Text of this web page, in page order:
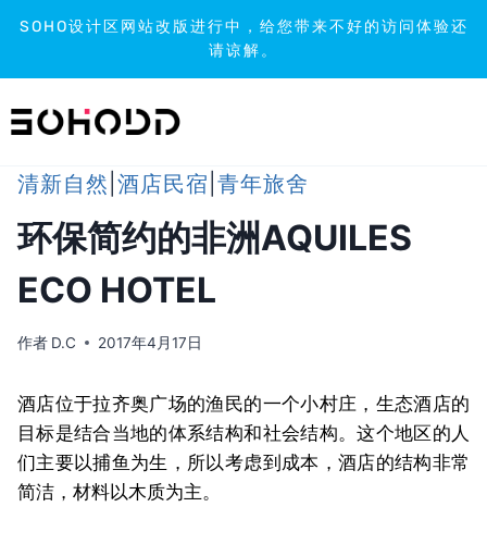
SOHO设计区网站改版进行中，给您带来不好的访问体验还
请谅解。
到
清新自然 酒店民宿 青年旅舍
环保简约的非洲AQUILES
ECO HOTEL
作者 D.C 2017年4月17日
酒店位于拉齐奥广场的渔民的一个小村庄，生态酒店的
目标是结合当地的体系结构和社会结构。这个地区的人
们主要以捕鱼为生，所以考虑到成本，酒店的结构非常
简洁，材料以木质为主。